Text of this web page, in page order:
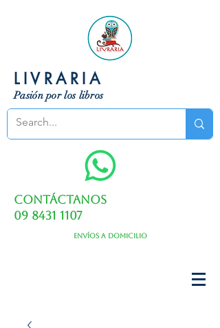
LIVRARIA
Pasión por los libros
Contáctanos
09 8431 1107
Envíos a domicilio